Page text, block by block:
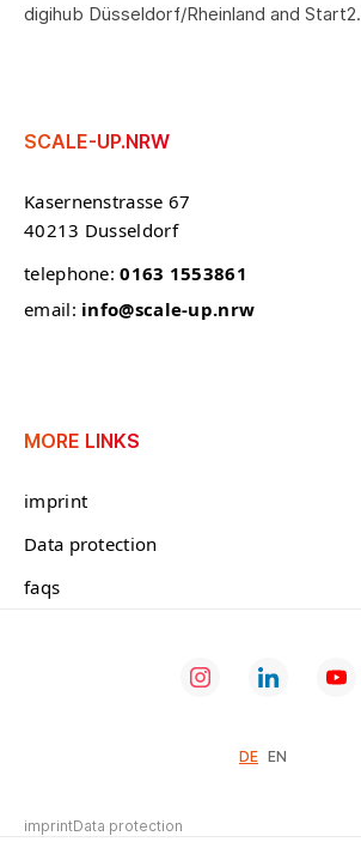
SCALE-UP.NRW
Kasernenstrasse 67
40213 Dusseldorf
telephone:0163 1553861
email: info@scale-up.nrw
digihub Düsseldorf/Rheinland and Start2.
MORE LINKS
imprint
Data protection
faqs
DE EN
imprintData protection